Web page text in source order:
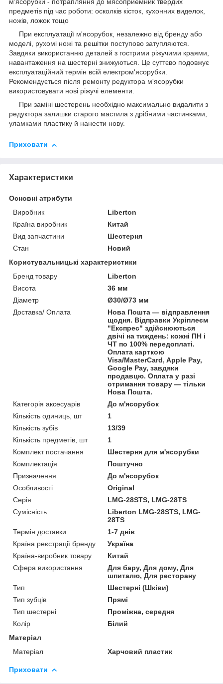
м'ясорубки - потрапляння до мясоприемник твердих
предметів під час роботи: осколків кісток, кухонних виделок,
ножів, ложок тощо
При експлуатації м'ясорубок, незалежно від бренду або
моделі, рухомі ножі та решітки поступово затупляются.
Завдяки використанню деталей з гострими ріжучими краями,
навантаження на шестерні знижуються. Це суттєво подовжує
експлуатаційний термін всій електром'ясорубки.
Рекомендується після ремонту редуктора м'ясорубки
використовувати нові ріжучі елементи.
При заміні шестерень необхідно максимально видалити з
редуктора залишки старого мастила з дрібними частинками,
уламками пластику й нанести нову.
Приховати
Характеристики
Основні атрибути
Виробник
Liberton
Країна виробник
Китай
Вид запчастини
Шестерня
Стан
Новий
Користувальницькі характеристики
Бренд товару
Liberton
Висота
36 мм
Діаметр
Ø30/Ø73 мм
Доставка/ Оплата
Нова Пошта — відправлення
щодня. Відправки Укріплеєм
"Експрес" здійснюються
двічі на тиждень: кожні ПН і
ЧТ по 100% передоплаті.
Оплата карткою
Visa/MasterCard, Apple Pay,
Google Pay, завдяки
продавцю. Оплата у разі
отримання товару — тільки
Нова Пошта.
Категорія аксесуарів
До м'ясорубок
Кількість одиниць, шт
1
Кількість зубів
13/39
Кількість предметів, шт
1
Комплект постачання
Шестерня для м'ясорубки
Комплектація
Поштучно
Призначення
До м'ясорубок
Особливості
Original
Серія
LMG-28STS, LMG-28TS
Сумісність
Liberton LMG-28STS, LMG-
28TS
Термін доставки
1-7 днів
Країна реєстрації бренду
Україна
Країна-виробник товару
Китай
Сфера використання
Для бару, Для дому, Для
шпиталю, Для ресторану
Тип
Шестерні (Шківи)
Тип зубців
Прямі
Тип шестерні
Проміжна, середня
Колір
Білий
Матеріал
Матеріал
Харчовий пластик
Приховати